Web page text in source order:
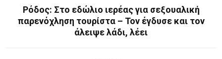
Ρόδος: Στο εδώλιο ιερέας για σεξουαλική
παρενόχληση τουρίστα – Τον έγδυσε και τον
άλειψε λάδι, λέει